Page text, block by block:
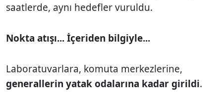
saatlerde, aynı hedefler vuruldu.
Nokta atışı... İçeriden bilgiyle...
Laboratuvarlara, komuta merkezlerine,
generallerin yatak odalarına kadar girildi.